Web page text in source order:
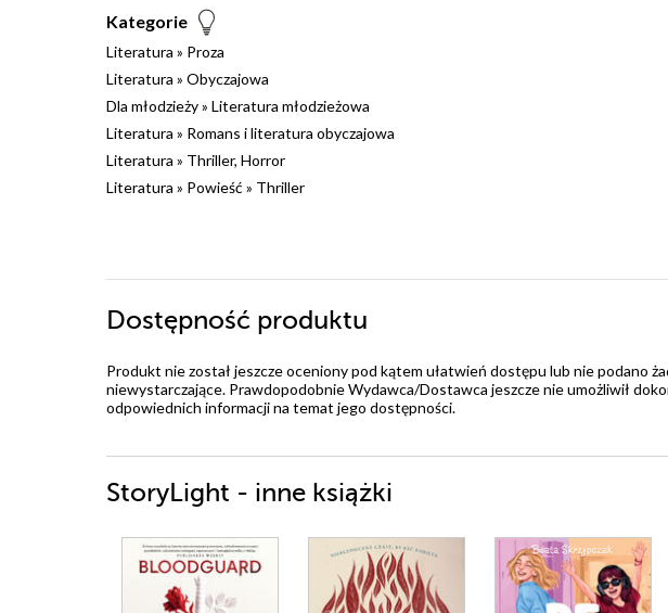
Kategorie
Literatura » Proza
Literatura » Obyczajowa
Dla młodzieży» Literatura młodzieżowa
Literatura » Romans i literatura obyczajowa
Literatura » Thriller, Horror
Literatura » Powieść » Thriller
Dostępność produktu
Produkt nie został jeszcze oceniony pod kątem ułatwień dostępu lub nie podano
niewystarczające. Prawdopodobnie Wydawca/Dostawca jeszcze nie umożliwił
odpowiednich informacji na temat jego dostępności.
StoryLight - inne książki